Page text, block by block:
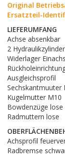
Original
Ersatzteil-
LIEFERUMFANG
Achse absenkbar
2
Widerlager
Ausgleichsprofil
Sechskantmuuter
Kugelmutter M10
Bowdenzüge lose
Radmuttern lose
Achsprofil
Radbremse